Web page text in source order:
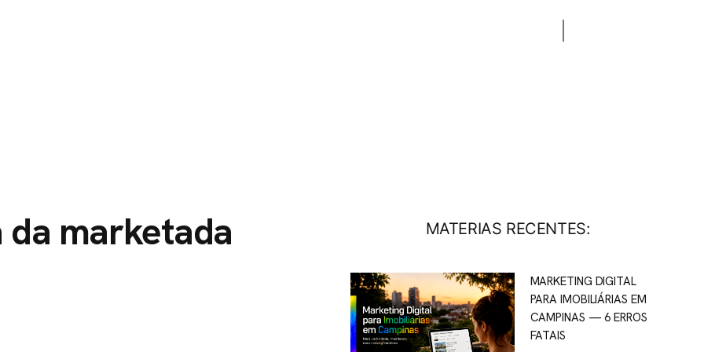
da marketada MATERIAS RECENTES:
MARKETING DIGITAL
PARA IMOBILIÁRIAS EM
CAMPINAS — 6 ERROS
FATAIS